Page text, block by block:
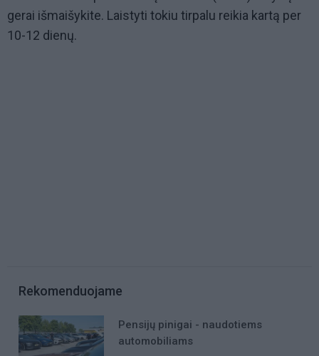
gerai išmaišykite. Laistyti tokiu tirpalu reikia kartą per
10-12 dienų.
Rekomenduojame
Pensijų pinigai - naudotiems
automobiliams